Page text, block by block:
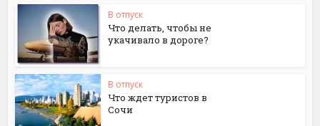
В отпуск
Что делать, чтобы не
укачивало в дороге?
В отпуск
Что ждет туристов в
Сочи